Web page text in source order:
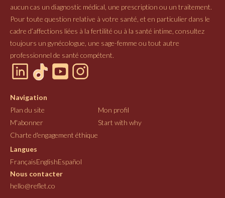
aucun cas un diagnostic médical, une prescription ou un traitement.
Pour toute question relative à votre santé, et en particulier dans le
cadre d’affections liées à la fertilité ou à la santé intime, consultez
toujours un gynécologue, une sage-femme ou tout autre
professionnel de santé compétent.
Navigation
Plan du site
Mon profil
M'abonner
Start with why
Charte d'engagement éthique
Langues
FrançaisEnglishEspañol
Nous contacter
hello@reflet.co